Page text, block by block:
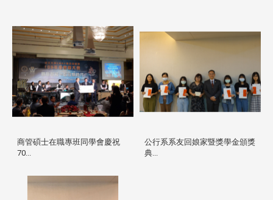
商管碩士在職專班同學會慶祝
70...
公行系系友回娘家暨獎學金頒獎
典...